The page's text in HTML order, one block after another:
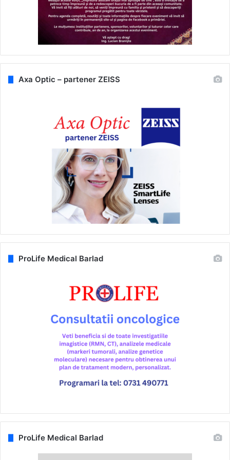
Axa Optic – partener ZEISS
ProLife Medical Barlad
ProLife Medical Barlad